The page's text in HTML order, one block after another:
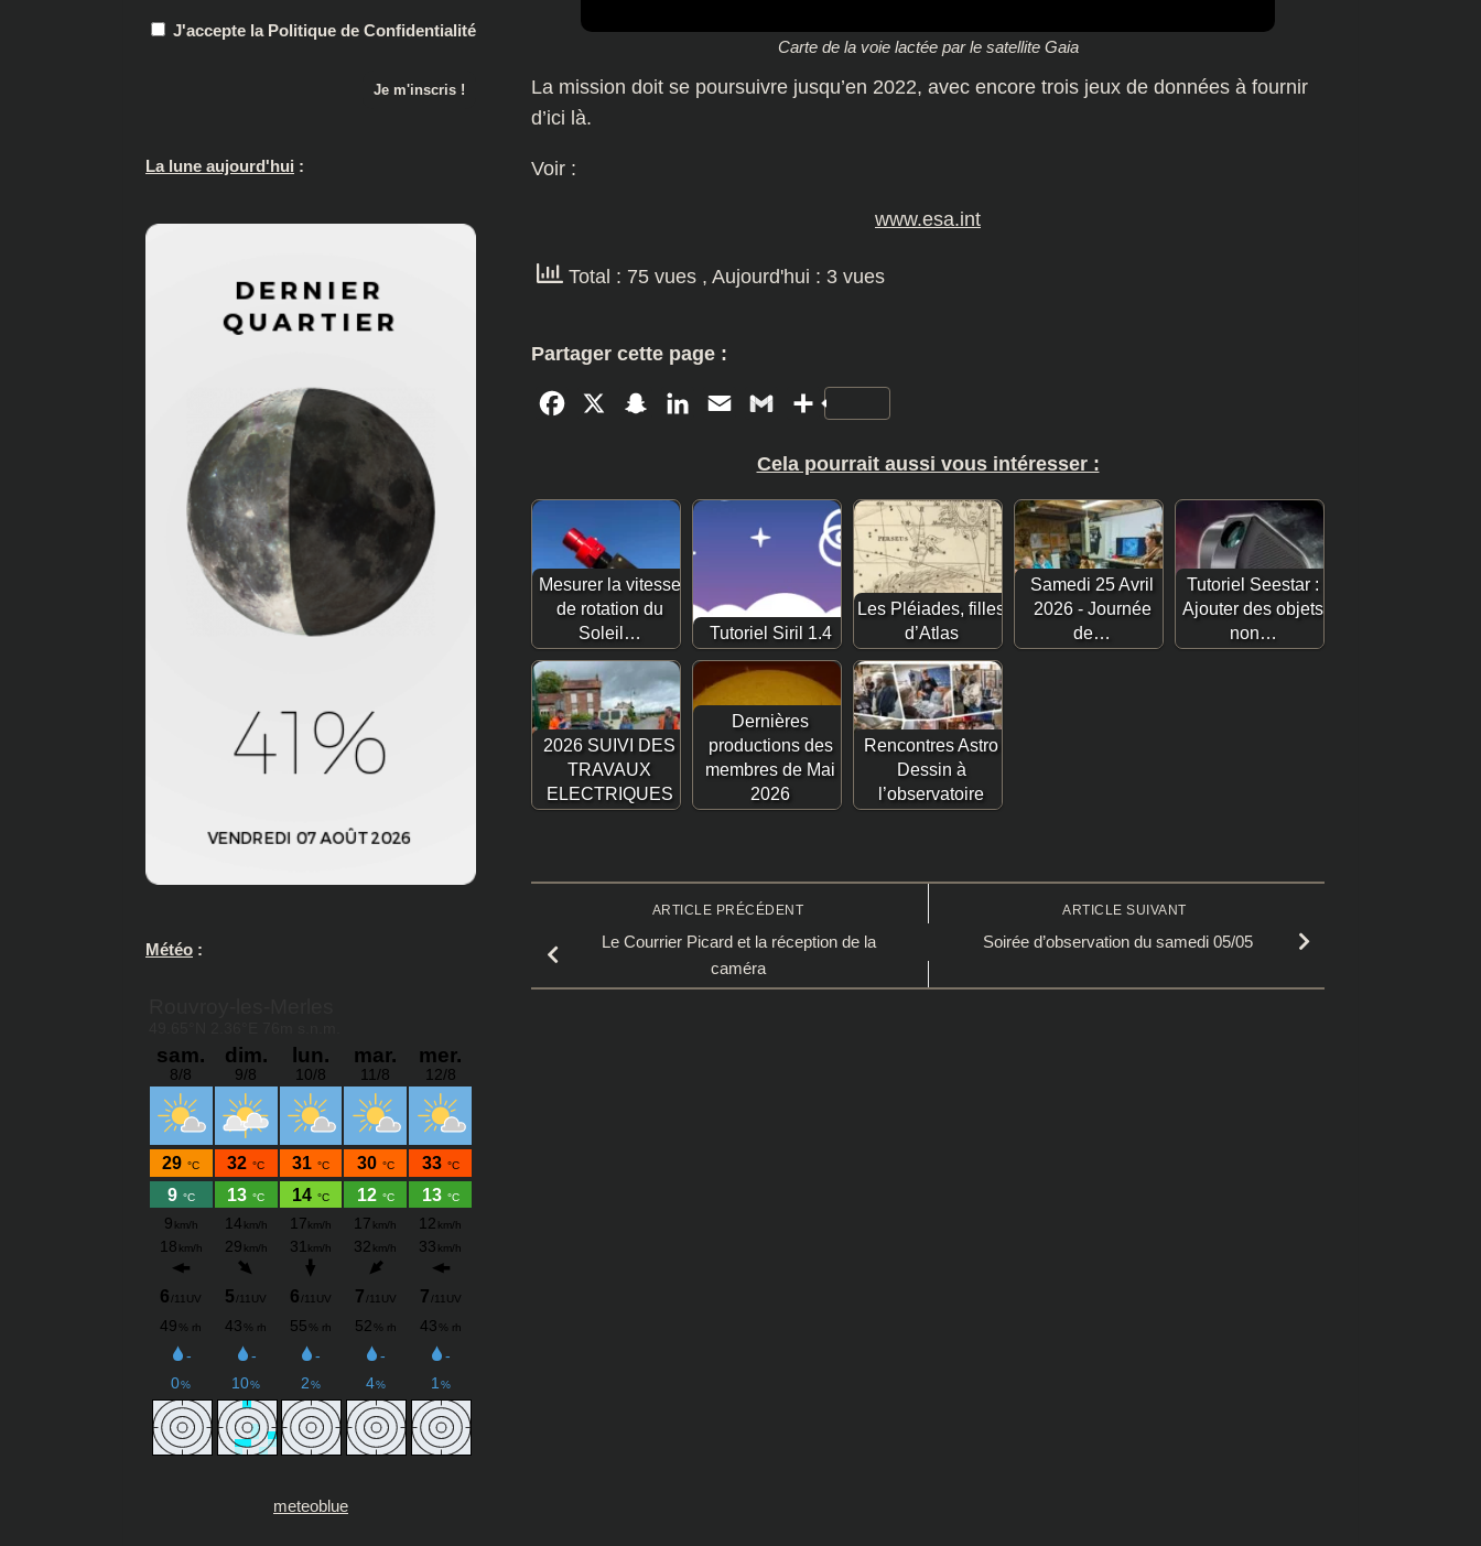
Carte de la voie lactée par le satellite Gaia
La mission doit se poursuivre jusqu’en 2022, avec encore trois jeux de données à fournir
d’ici là.
Voir :
www.esa.int
Total : 75 vues , Aujourd'hui : 3 vues
Partager cette page :
Facebook SnapchatLinkedInEmail GmailPartager
Cela pourrait aussi vous intéresser :
Mesurer la vitesse
de rotation du
Soleil…
Tutoriel Siril 1.4
Les Pléiades, filles
d’Atlas
Samedi 25 Avril
2026 - Journée
de…
Tutoriel Seestar :
Ajouter des objets
non…
2026 SUIVI DES
TRAVAUX
ELECTRIQUES
Dernières
productions des
membres de Mai
2026
Rencontres Astro
Dessin à
l’observatoire
ARTICLE SUIVANT
Soirée d’observation du samedi 05/05
ARTICLE PRÉCÉDENT
Le Courrier Picard et la réception de la
caméra
J'accepte la Politique de Confidentialité
La lune aujourd'hui :
Météo :
meteoblue